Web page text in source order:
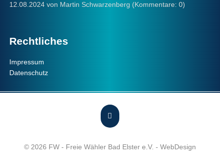
12.08.2024 von Martin Schwarzenberg (Kommentare: 0)
Rechtliches
Navigation
überspringen
Impressum
Datenschutz
© 2026 FW - Freie Wähler Bad Elster e.V. - WebDesign